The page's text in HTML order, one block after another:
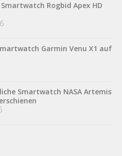
Rogbid Apex HD
Garmin Venu X1 auf
Smartwatch NASA Artemis